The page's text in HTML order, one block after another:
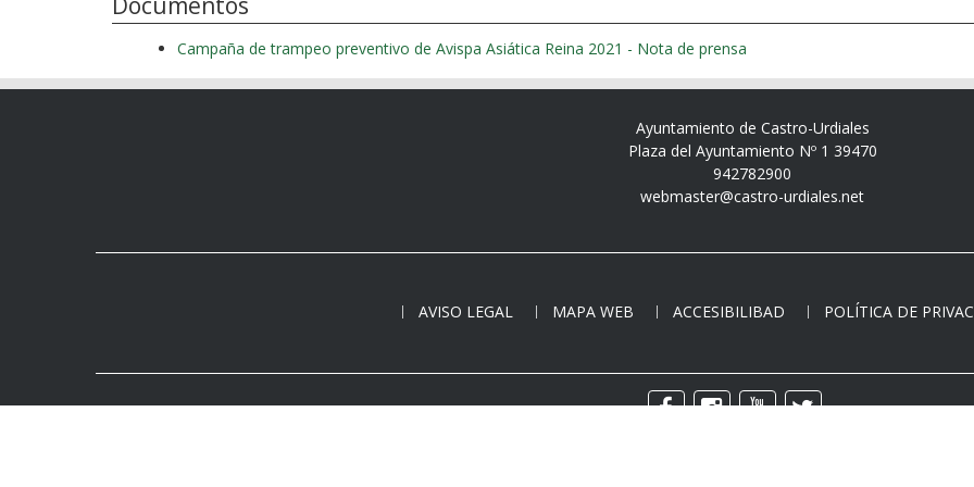
Campaña de trampeo preventivo de Avispa Asiática Reina 2021 - Nota de prensa
Ayuntamiento de Castro-Urdiales
Plaza del Ayuntamiento Nº 1 39470
942782900
webmaster@castro-urdiales.net
AVISO LEGAL MAPA WEB ACCESIBILIBAD POLÍTICA DE